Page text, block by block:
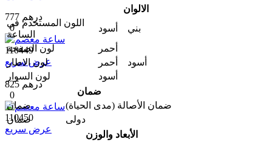
777 درهم
0
110449
عرض سريع
825 درهم
0
110450
عرض سريع
الالوان
اللون المستخدم في
الساعة
بني أسود
لون الصفحة
أحمر
لون الاطار
أسود أحمر
لون السوار
أسود
ضمان
ضمان
ضمان الأصالة (مدى الحیاة)
ضمان
دولی
الأبعاد والوزن